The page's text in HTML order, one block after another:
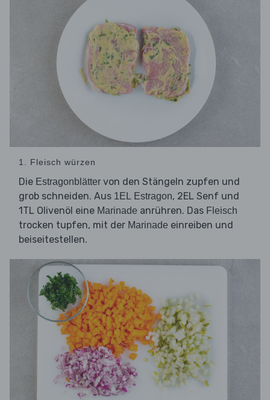
1. Fleisch würzen
Die Estragonblätter von den Stängeln zupfen und
grob schneiden. Aus 1EL Estragon, 2EL Senf und
1TL Olivenöl eine Marinade anrühren. Das Fleisch
trocken tupfen, mit der Marinade einreiben und
beiseitestellen.